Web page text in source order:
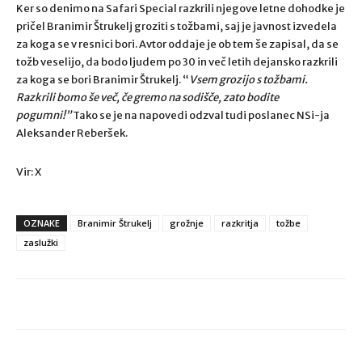
Ker so denimo na Safari Special razkrili njegove letne dohodke je
pričel Branimir Štrukelj groziti s tožbami, saj je javnost izvedela
za koga se v resnici bori. Avtor oddaje je ob tem še zapisal, da se
tožb veselijo, da bodo ljudem po 30 in več letih dejansko razkrili
za koga se bori Branimir Štrukelj. “Vsem grozijo s tožbami.
Razkrili bomo še več, če gremo na sodišče, zato bodite
pogumni!”Tako se je na napovedi odzval tudi poslanec NSi-ja
Aleksander Reberšek.
Vir: X
OZNAKE Branimir Štrukelj grožnje razkritja
tožbe
zaslužki